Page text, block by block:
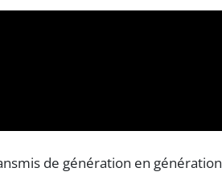
de génération en génération